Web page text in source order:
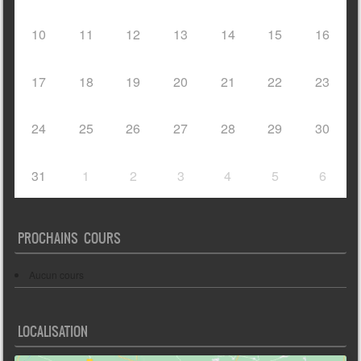
10 11 12 13 14 15 16
17 18 19 20 21 22 23
24 25 26 27 28 29 30
31 1 2 3 4 5 6
PROCHAINS COURS
LOCALISATION